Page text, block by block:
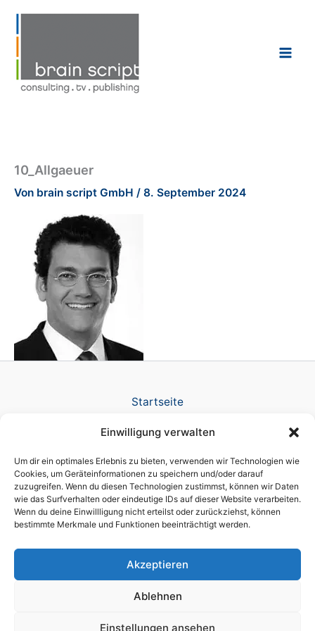
Einwilligung verwalten
Um dir ein optimales Erlebnis zu bieten, verwenden wir Technologien wie
Cookies, um Geräteinformationen zu speichern und/oder darauf
zuzugreifen. Wenn du diesen Technologien zustimmst, können wir Daten
wie das Surfverhalten oder eindeutige IDs auf dieser Website verarbeiten.
Wenn du deine Einwillligung nicht erteilst oder zurückziehst, können
bestimmte Merkmale und Funktionen beeinträchtigt werden.
Akzeptieren
Ablehnen
Einstellungen ansehen
10_Allgaeuer
Von brain script GmbH / 8. September 2024
Startseite
TV Produktion
News
Referenzen
Awards
Company
Datenschutz
Impressum